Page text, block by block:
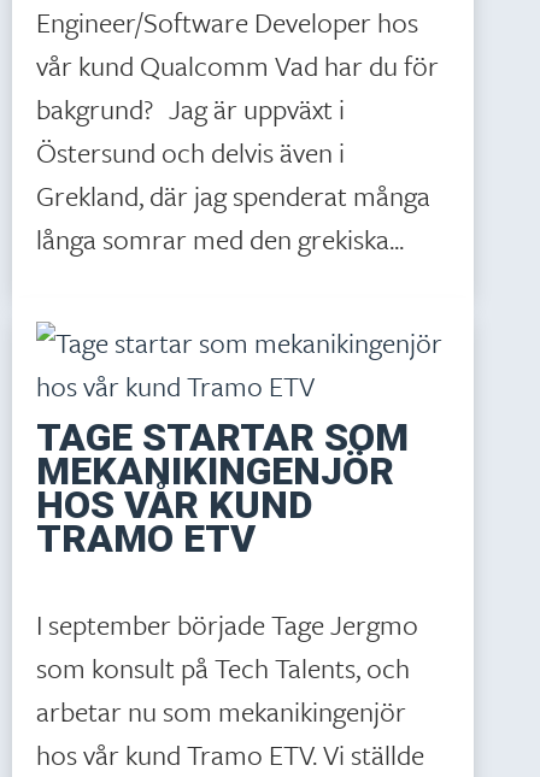
Engineer/Software Developer hos
vår kund Qualcomm Vad har du för
bakgrund? Jag är uppväxt i
Östersund och delvis även i
Grekland, där jag spenderat många
långa somrar med den grekiska...
TAGE STARTAR SOM
MEKANIKINGENJÖR
HOS VÅR KUND
TRAMO ETV
I september började Tage Jergmo
som konsult på Tech Talents, och
arbetar nu som mekanikingenjör
hos vår kund Tramo ETV. Vi ställde